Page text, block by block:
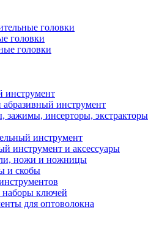
головки
головки
головки
инструмент
абразивный инструмент
зажимы, инсерторы, экстракторы
инструмент
инструмент и аксессуары
ножи и ножницы
и скобы
ключей
для оптоволокна